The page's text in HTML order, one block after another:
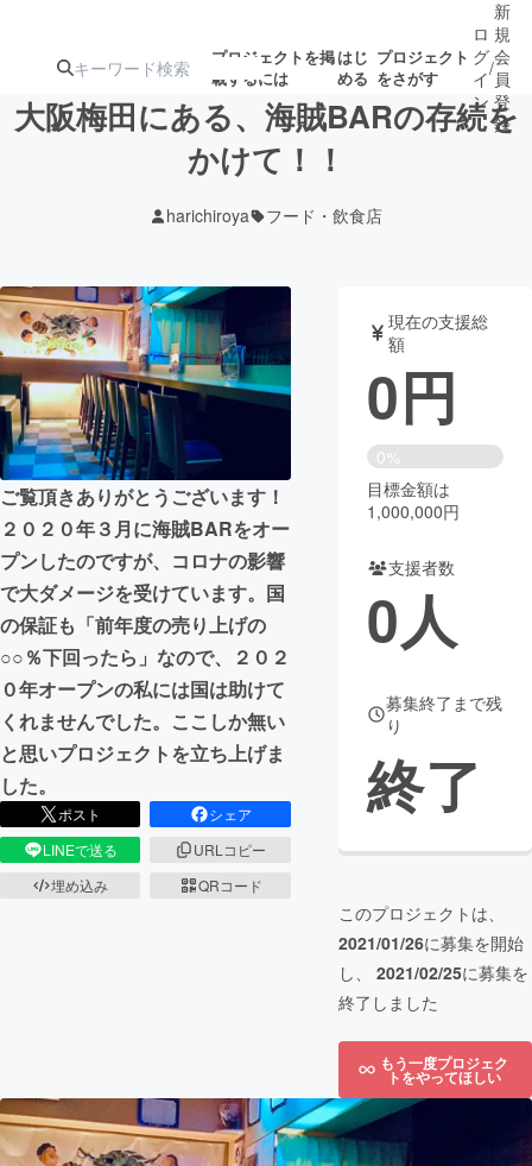
プロジェクトを掲
載するには
はじ
める
プロジェクト
をさがす
ジェクト
募集終了が近いプ
ロジェクト
アート・写真 音楽
テクノロジー・ガジェット ゲーム・サ
映像・映画 書籍・雑誌
ビジネス・起業 チャレンジ
まちづくり・地域活性化
CAMPFIRE for Social Good
CAMPFIRE Creation
CAMPFIREふるさと納税machi-ya
ロ
グ
イ
ン
/
新
規
会
員
登
録
大阪梅田にある、海賊BARの存続を
かけて！！
harichiroya フード・飲食店
ご覧頂きありがとうございます！
２０２０年３月に海賊BARをオー
プンしたのですが、コロナの影響
で大ダメージを受けています。国
の保証も「前年度の売り上げの
○○％下回ったら」なので、２０２
０年オープンの私には国は助けて
くれませんでした。ここしか無い
と思いプロジェクトを立ち上げま
した。
ポスト
シェア
LINEで送る
URLコピー
埋め込み
QRコード
現在の支援総
額
0円
0%
目標金額は
1,000,000円
支援者数
0人
募集終了まで残
り
終了
このプロジェクトは、
2021/01/26に募集を開始
し、 2021/02/25に募集を
終了しました
もう一度プロジェク
トをやってほしい